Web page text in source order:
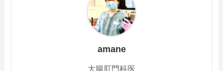
amane
大腸肛門科医